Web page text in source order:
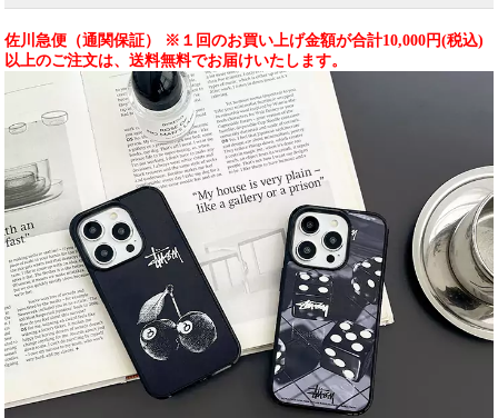
佐川急便（通関保証） ※１回のお買い上げ金額が合計10,000円(税込)
以上のご注文は、送料無料でお届けいたします。